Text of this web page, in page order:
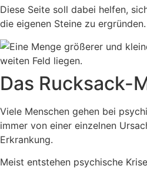
Diese Seite soll dabei helfen,
die eigenen Steine zu ergründen.
Das Rucksack-
Viele Menschen gehen bei
immer von einer einzelnen
Erkrankung.
Meist entstehen psychische